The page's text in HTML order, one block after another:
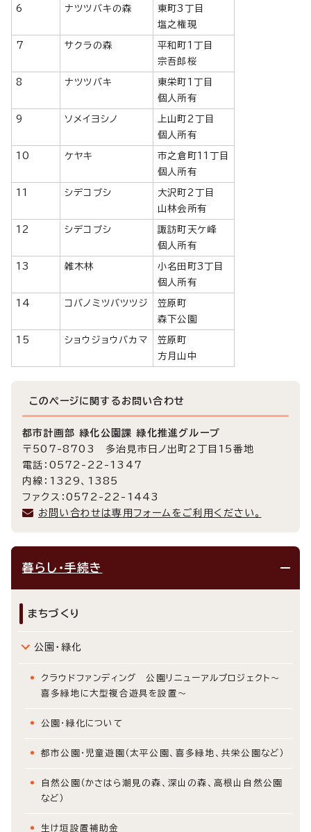
6 ナツツバキの森
東町3丁目
塩之権現
7 サクラの森
平和町1丁目
宗吾郎桜
8 ナツツバキ
東栄町1丁目
個人所有
9 ソメイヨシノ
上山町2丁目
個人所有
10 ケヤキ
市之倉町11丁目
個人所有
11 シデコブシ
大沢町2丁目
山林会所有
12 シデコブシ
諏訪町天ケ峰
個人所有
13 雑木林
小名田町3丁目
個人所有
14 コバノミツバツツジ
笠原町
森下公園
15 ショウジョウバカマ
笠原町
方月山中
このページに関する お問い合わせ
都市計画部 緑化公園課 緑化推進グループ
〒507-8703 多治見市日ノ出町2丁目15番地
電話：0572-22-1347
内線：1329、1385
ファクス：0572-22-1443
お問い合わせは専用フォームをご利用ください。
暮らし・手続き
まちづくり
公園・緑化
クラウドファンディング 公園リニューアルプロジェクト～
喜多緑地に大型複合遊具を設置～
公園・緑化について
都市公園・児童遊園（太平公園、喜多緑地、共栄公園など）
自然公園（かさはら潮見の森、深山の森、高根山自然公園
など）
生け垣設置補助金